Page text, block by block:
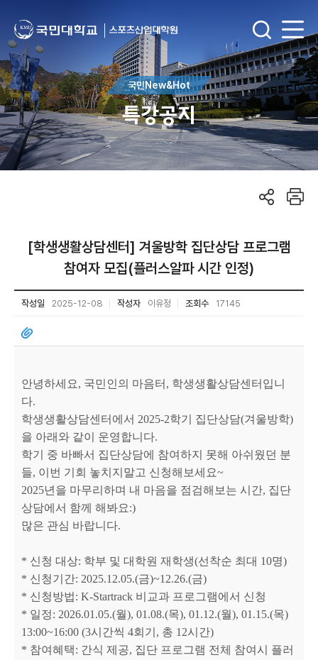
국민New&Hot
특강공지
[학생생활상담센터] 겨울방학 집단상담 프로그램
참여자 모집(플러스알파 시간 인정)
작성일 2025-12-08 작성자 이유정 조회수 17145
안녕하세요, 국민인의 마음터, 학생생활상담센터입니
다.
학생생활상담센터에서 2025-2학기 집단상담(겨울방학)
을 아래와 같이 운영합니다.
학기 중 바빠서 집단상담에 참여하지 못해 아쉬웠던 분
들, 이번 기회 놓치지말고 신청해보세요~
2025년을 마무리하며 내 마음을 점검해보는 시간, 집단
상담에서 함께 해봐요:)
많은 관심 바랍니다.
* 신청 대상: 학부 및 대학원 재학생(선착순 최대 10명)
* 신청기간: 2025.12.05.(금)~12.26.(금)
* 신청방법: K-Startrack 비교과 프로그램에서 신청
* 일정: 2026.01.05.(월), 01.08.(목), 01.12.(월), 01.15.(목)
13:00~16:00 (3시간씩 4회기, 총 12시간)
* 참여혜택: 간식 제공, 집단 프로그램 전체 참여시 플러